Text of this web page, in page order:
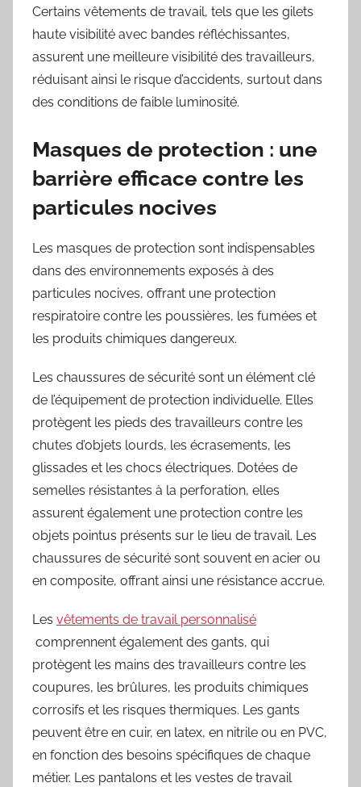
Certains vêtements de travail, tels que les gilets
haute visibilité avec bandes réfléchissantes,
assurent une meilleure visibilité des travailleurs,
réduisant ainsi le risque d’accidents, surtout dans
des conditions de faible luminosité.
Masques de protection : une
barrière efficace contre les
particules nocives
Les masques de protection sont indispensables
dans des environnements exposés à des
particules nocives, offrant une protection
respiratoire contre les poussières, les fumées et
les produits chimiques dangereux.
Les chaussures de sécurité sont un élément clé
de l’équipement de protection individuelle. Elles
protègent les pieds des travailleurs contre les
chutes d’objets lourds, les écrasements, les
glissades et les chocs électriques. Dotées de
semelles résistantes à la perforation, elles
assurent également une protection contre les
objets pointus présents sur le lieu de travail. Les
chaussures de sécurité sont souvent en acier ou
en composite, offrant ainsi une résistance accrue.
Les vêtements de travail personnalisé
comprennent également des gants, qui
protègent les mains des travailleurs contre les
coupures, les brûlures, les produits chimiques
corrosifs et les risques thermiques. Les gants
peuvent être en cuir, en latex, en nitrile ou en PVC,
en fonction des besoins spécifiques de chaque
métier. Les pantalons et les vestes de travail